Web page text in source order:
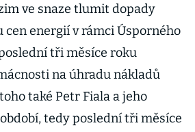
ve snaze tlumit dopady
energií v rámci Úsporného
tři měsíce roku
na úhradu nákladů
také Petr Fiala a jeho
tedy poslední tři měsíce